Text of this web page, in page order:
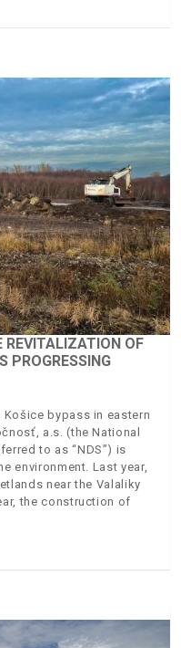
REVITALIZATION OF
PROGRESSING
bypass in eastern
a.s. (the National
to as “NDS”) is
environment. Last year,
near the Valaliky
the construction of